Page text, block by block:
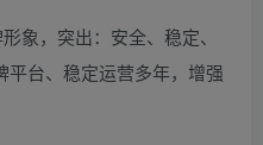
象，突出：安全、稳定、
台、稳定运营多年，增强